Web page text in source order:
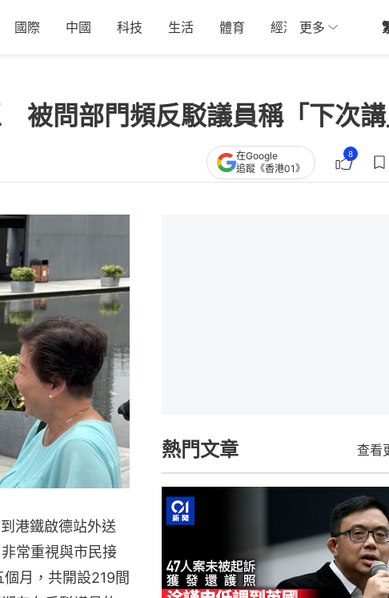
國際 中國 科技 生活 體育 經濟 01深圳
更多
問部門頻反駁議員稱「下次講
在Google
追蹤《香港01》
8
港鐵啟德站外送
常重視與市民接
月，共開設219間
熱門文章 查看